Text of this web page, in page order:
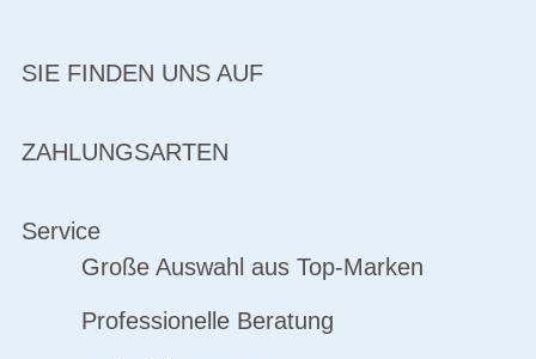
SIE FINDEN UNS AUF
ZAHLUNGSARTEN
Service
Große Auswahl aus Top-Marken
Professionelle Beratung